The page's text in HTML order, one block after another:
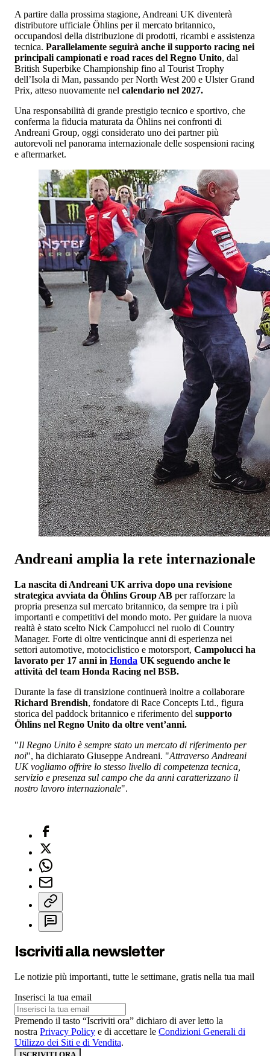
A partire dalla prossima stagione, Andreani UK diventerà
distributore ufficiale Öhlins per il mercato britannico,
occupandosi della distribuzione di prodotti, ricambi e assistenza
tecnica. Parallelamente seguirà anche il supporto racing nei
principali campionati e road races del Regno Unito, dal
British Superbike Championship fino al Tourist Trophy
dell’Isola di Man, passando per North West 200 e Ulster Grand
Prix, atteso nuovamente nel calendario nel 2027.
Una responsabilità di grande prestigio tecnico e sportivo, che
conferma la fiducia maturata da Öhlins nei confronti di
Andreani Group, oggi considerato uno dei partner più
autorevoli nel panorama internazionale delle sospensioni racing
e aftermarket.
Andreani amplia la rete internazionale
La nascita di Andreani UK arriva dopo una revisione
strategica avviata da Öhlins Group AB per rafforzare la
propria presenza sul mercato britannico, da sempre tra i più
importanti e competitivi del mondo moto. Per guidare la nuova
realtà è stato scelto Nick Campolucci nel ruolo di Country
Manager. Forte di oltre venticinque anni di esperienza nei
settori automotive, motociclistico e motorsport, Campolucci ha
lavorato per 17 anni in Honda UK seguendo anche le
attività del team Honda Racing nel BSB.
Durante la fase di transizione continuerà inoltre a collaborare
Richard Brendish, fondatore di Race Concepts Ltd., figura
storica del paddock britannico e riferimento del supporto
Öhlins nel Regno Unito da oltre vent’anni.
"Il Regno Unito è sempre stato un mercato di riferimento per
noi", ha dichiarato Giuseppe Andreani. "Attraverso Andreani
UK vogliamo offrire lo stesso livello di competenza tecnica,
servizio e presenza sul campo che da anni caratterizzano il
nostro lavoro internazionale".
Iscriviti alla newsletter
Le notizie più importanti, tutte le settimane, gratis nella tua mail
Inserisci la tua email
Premendo il tasto “Iscriviti ora” dichiaro di aver letto la
nostra Privacy Policy e di accettare le Condizioni Generali di
Utilizzo dei Siti e di Vendita.